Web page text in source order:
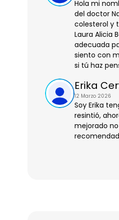
Hola mi
del doctor
colesterol y
Laura Alicia
adecuada
siento con
si tú haz
Erika
12 Marzo 2026
Soy Erika
resintió,
mejorado